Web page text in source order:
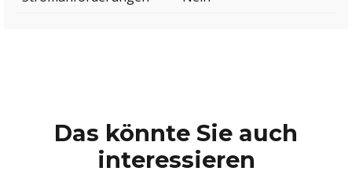
Das könnte Sie auch
interessieren